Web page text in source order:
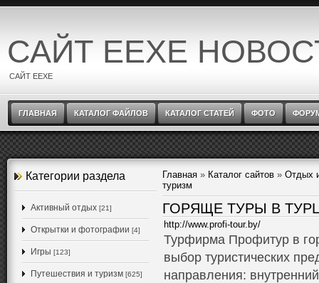
САЙТ EEXE
САЙТ EEXE
ГЛАВНАЯ КАТАЛОГ ФАЙЛОВ КАТАЛОГ СТАТЕЙ ФОТО
Категории раздела
Активный отдых [21]
Открытки и фотографии [4]
Игры [123]
Путешествия и туризм [625]
Главная » Каталог сайтов » Отдых
туризм
ГОРЯЩЕ ТУРЫ В
http://www.profi-tour.by/
Турфирма Профитур в
выбор туристических
направления: